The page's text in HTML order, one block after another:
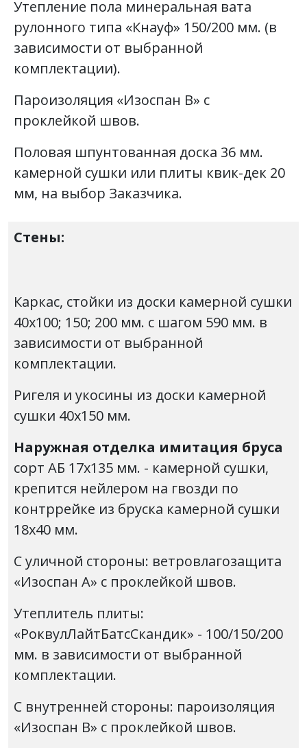
Утепление пола минеральная вата
рулонного типа «Кнауф» 150/200 мм. (в
зависимости от выбранной
комплектации).
Пароизоляция «Изоспан В» с
проклейкой швов.
Половая шпунтованная доска 36 мм.
камерной сушки или плиты квик-дек 20
мм, на выбор Заказчика.
Стены:
Каркас, стойки из доски камерной сушки
40х100; 150; 200 мм. с шагом 590 мм. в
зависимости от выбранной
комплектации.
Ригеля и укосины из доски камерной
сушки 40х150 мм.
Наружная отделка имитация бруса
сорт АБ 17х135 мм. - камерной сушки,
крепится нейлером на гвозди по
контррейке из бруска камерной сушки
18х40 мм.
С уличной стороны: ветровлагозащита
«Изоспан А» с проклейкой швов.
Утеплитель плиты:
«РоквулЛайтБатсСкандик» - 100/150/200
мм. в зависимости от выбранной
комплектации.
С внутренней стороны: пароизоляция
«Изоспан В» с проклейкой швов.